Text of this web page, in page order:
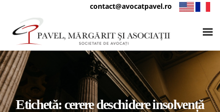
contact@avocatpavel.ro
Etichetă: cerere deschidere insolvență